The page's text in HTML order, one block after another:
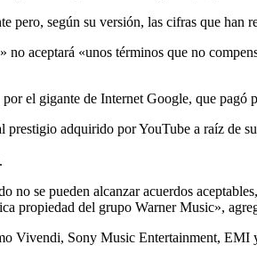
pero, según su versión, las cifras que han
aceptará «unos términos que no
el gigante de Internet Google, que pagó
adquirido por YouTube a raíz de
se pueden alcanzar acuerdos
propiedad del grupo Warner Music»,
Vivendi, Sony Music Entertainment,